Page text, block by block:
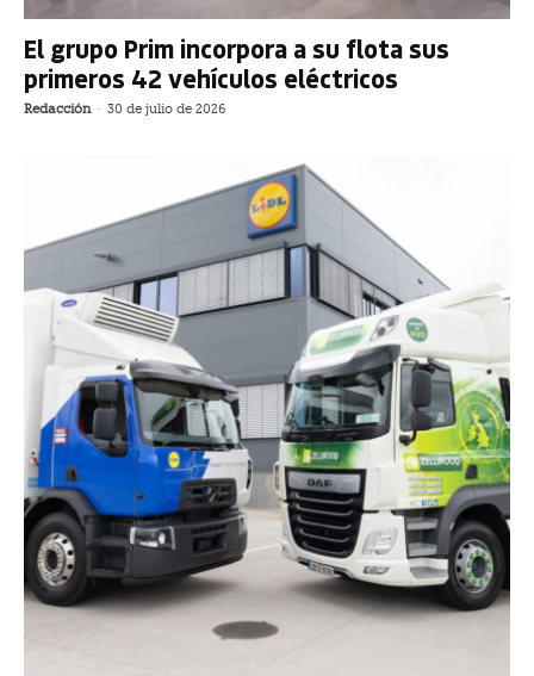
El grupo Prim incorpora a su flota sus
primeros 42 vehículos eléctricos
Redacción - 30 de julio de 2026